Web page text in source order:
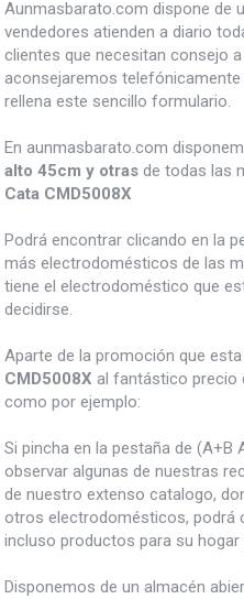
Aunmasbarato.com dispone de
vendedores atienden a diario
clientes que necesitan consejo
aconsejaremos telefónicamente
rellena este sencillo formulario.
En aunmasbarato.com
alto 45cm y otras de todas las
Cata CMD5008X
Podrá encontrar clicando en la
más electrodomésticos de las
tiene el electrodoméstico que
decidirse.
Aparte de la promoción que
CMD5008X al fantástico precio
como por ejemplo:
Si pincha en la pestaña de
observar algunas de nuestras
de nuestro extenso catalogo,
otros electrodomésticos, podrá
incluso productos para su hogar
Disponemos de un almacén